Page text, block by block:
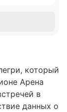
который
Арена
в
данных о